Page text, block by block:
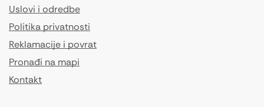
Uslovi i odredbe
Politika privatnosti
Reklamacije i povrat
Pronađi na mapi
Kontakt